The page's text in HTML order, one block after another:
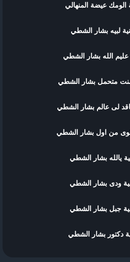
الومك عيضة المنهالي
لبيه بشار الشطي
عليم الله بشار الشطي
متحمل بشار الشطي
لى عالم بشار الشطي
من اول بشار الشطي
يالله بشار الشطي
ودى بشار الشطي
جبل بشار الشطي
دكتور بشار الشطي